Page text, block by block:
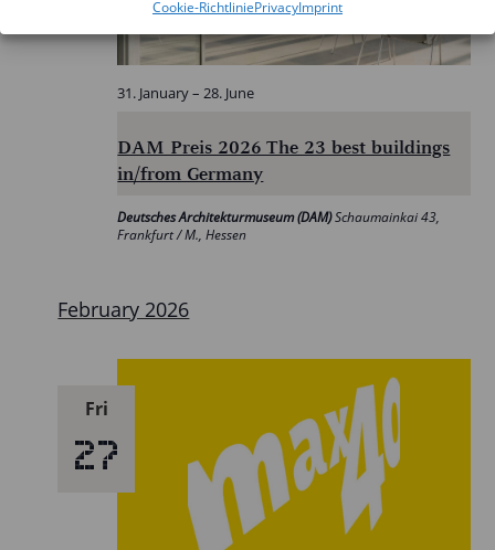
Cookie-RichtliniePrivacyImprint
DAM Preis 2026 The 23 best buildings
in/from Germany
31. January–28. June
Deutsches Architekturmuseum (DAM)Schaumainkai 43,
Frankfurt / M., Hessen
February 2026
Fri
27